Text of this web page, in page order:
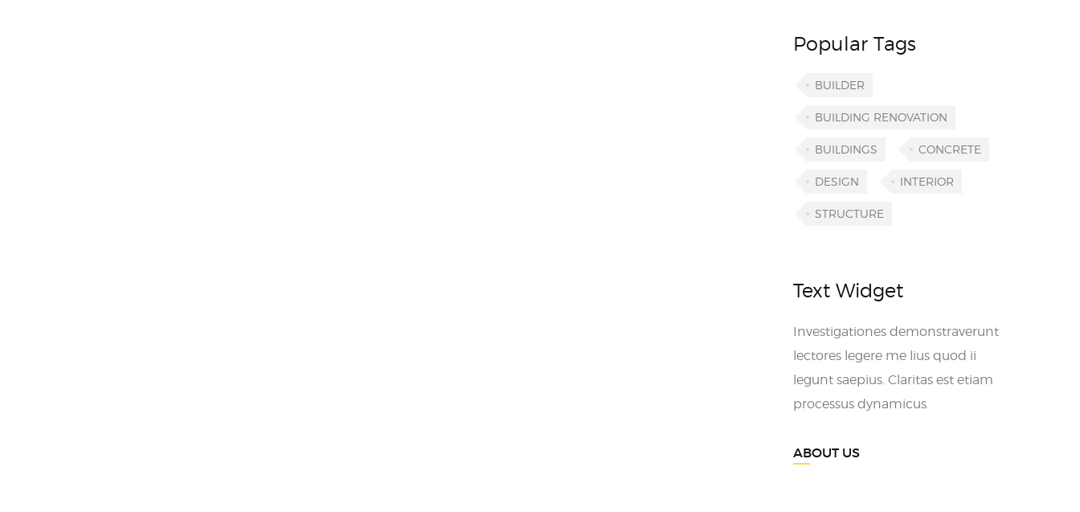
Popular Tags
BUILDER
BUILDING RENOVATION
BUILDINGS CONCRETE
DESIGN INTERIOR
STRUCTURE
Text Widget
Investigationes demonstraverunt
lectores legere me lius quod ii
legunt saepius. Claritas est etiam
processus dynamicus.
ABOUT US